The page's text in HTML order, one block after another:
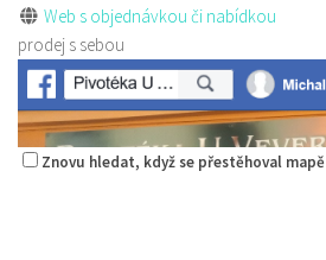
Web s objednávkou či nabídkou
prodej s sebou
Znovu hledat, když se přestěhoval mapě